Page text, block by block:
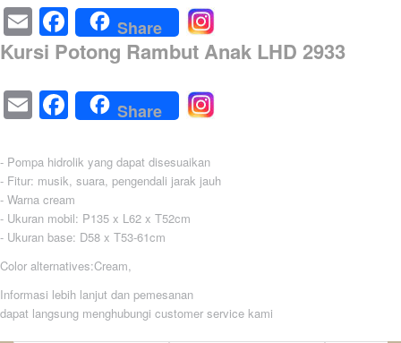
EmailFacebook
Share
Kursi Potong Rambut Anak LHD 2933
EmailFacebook
Share
- Pompa hidrolik yang dapat disesuaikan
- Fitur: musik, suara, pengendali jarak jauh
- Warna cream
- Ukuran mobil: P135 x L62 x T52cm
- Ukuran base: D58 x T53-61cm
Color alternatives:Cream,
Informasi lebih lanjut dan pemesanan
dapat langsung menghubungi customer service kami